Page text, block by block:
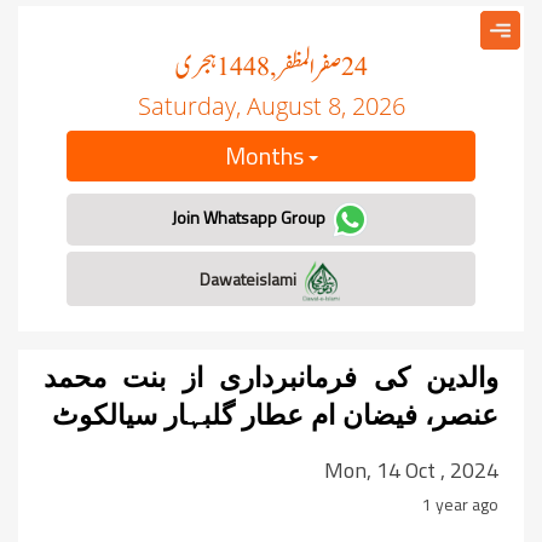
24صفر المظفر, 1448 ہجری
Saturday, August 8, 2026
Months
Join Whatsapp Group
والدین کی فرمانبرداری از بنت محمد
عنصر، فیضان ام عطار گلبہار سیالکوٹ
Mon, 14 Oct , 2024
1 year ago